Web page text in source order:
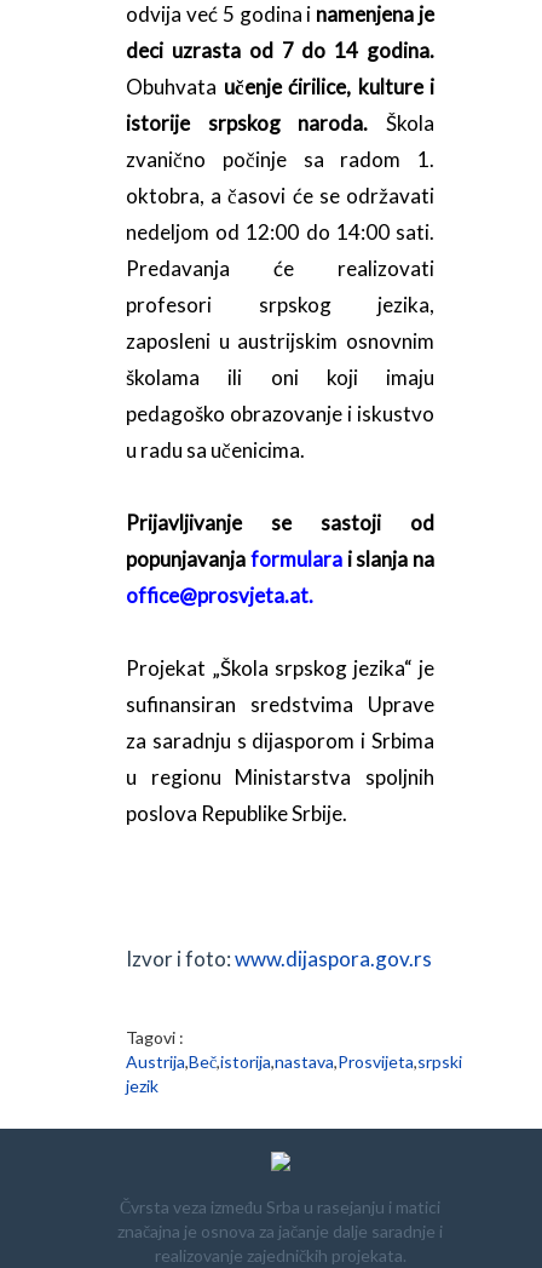
odvija već 5 godina i namenjena je
deci uzrasta od 7 do 14 godina.
Obuhvata učenje ćirilice, kulture i
istorije srpskog naroda. Škola
zvanično počinje sa radom 1.
oktobra, a časovi će se održavati
nedeljom od 12:00 do 14:00 sati.
Predavanja će realizovati
profesori srpskog jezika,
zaposleni u austrijskim osnovnim
školama ili oni koji imaju
pedagoško obrazovanje i iskustvo
u radu sa učenicima.
Prijavljivanje se sastoji od
popunjavanjaformularai slanja na
office@prosvjeta.at.
Projekat „Škola srpskog jezika“ je
sufinansiran sredstvima Uprave
za saradnju s dijasporom i Srbima
u regionu Ministarstva spoljnih
poslova Republike Srbije.
Izvor i foto:www.dijaspora.gov.rs
Tagovi :
Austrija,Beč,istorija,nastava,Prosvijeta,srpski
jezik
Čvrsta veza između Srba u rasejanju i matici
značajna je osnova za jačanje dalje saradnje i
realizovanje zajedničkih projekata.